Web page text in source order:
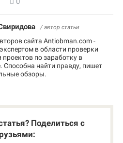
/ автор статьи
сайта Antiobman.com -
в области проверки
проектов по заработку в
Способна найти правду, пишет
обзоры.
Поделиться с